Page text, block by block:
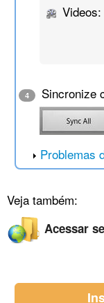
Videos:
4 Sincronize
Problemas
Veja também:
Acessar